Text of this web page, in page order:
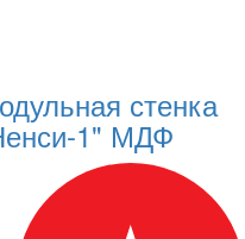
стенка
1" МДФ